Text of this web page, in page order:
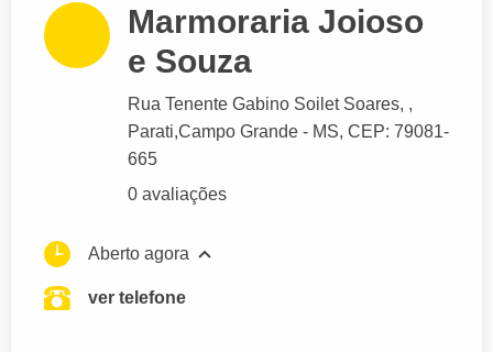
Marmoraria Joioso
e Souza
Rua Tenente Gabino Soilet Soares, ,
Parati,Campo Grande - MS, CEP: 79081-
665
0 avaliações
Aberto agora
ver telefone